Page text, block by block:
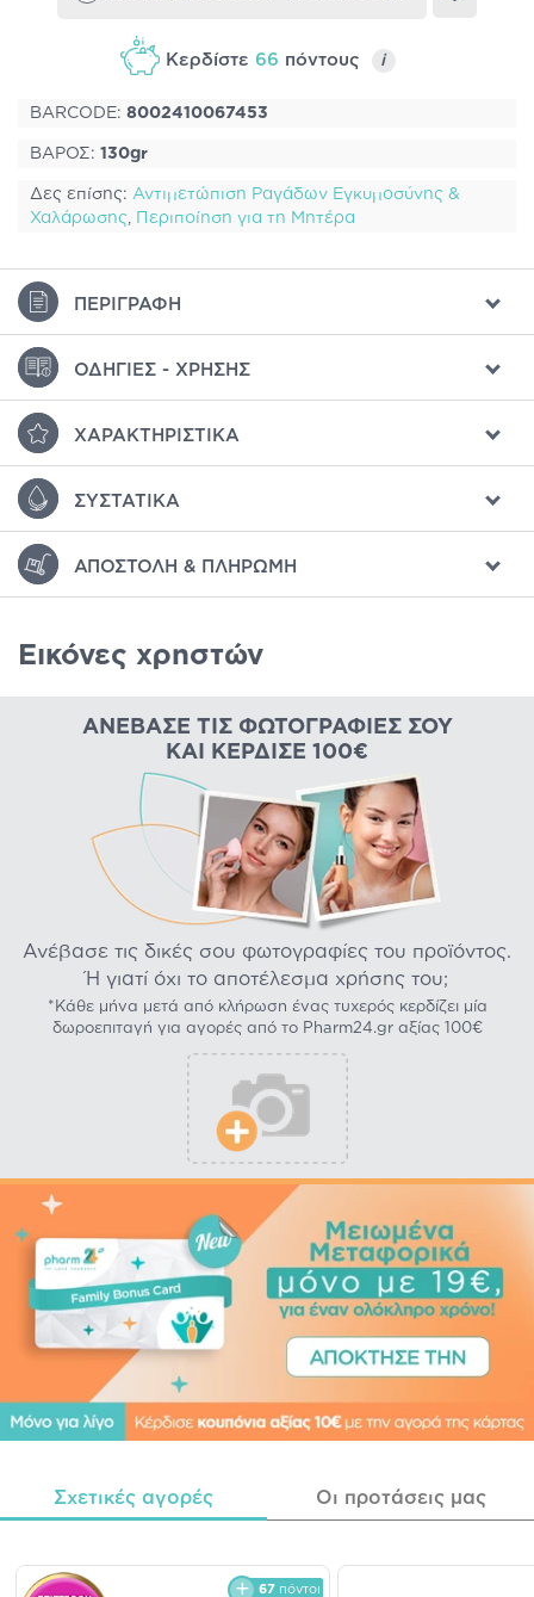
Κερδίστε 66 πόντους i
BARCODE: 8002410067453
ΒΑΡΟΣ: 130gr
Δες επίσης: Αντιμετώπιση Ραγάδων Εγκυμοσύνης &
Χαλάρωσης, Περιποίηση για τη Μητέρα
ΠΕΡΙΓΡΑΦΉ
ΟΔΗΓΊΕΣ - ΧΡΉΣΗΣ
ΧΑΡΑΚΤΗΡΙΣΤΙΚΆ
ΣΥΣΤΑΤΙΚΆ
ΑΠΟΣΤΟΛΉ & ΠΛΗΡΩΜΉ
Εικόνες χρηστών
ΑΝΈΒΑΣΕ ΤΙΣ ΦΩΤΟΓΡΑΦΊΕΣ ΣΟΥ
ΚΑΙ ΚΈΡΔΙΣΕ 100€
Ανέβασε τις δικές σου φωτογραφίες του προϊόντος.
Ή γιατί όχι το αποτέλεσμα χρήσης του;
*Κάθε μήνα μετά από κλήρωση ένας τυχερός κερδίζει μία
δωροεπιταγή για αγορές από το Pharm24.gr αξίας 100€
Σχετικές αγορές Οι προτάσεις μας
67 πόντοι